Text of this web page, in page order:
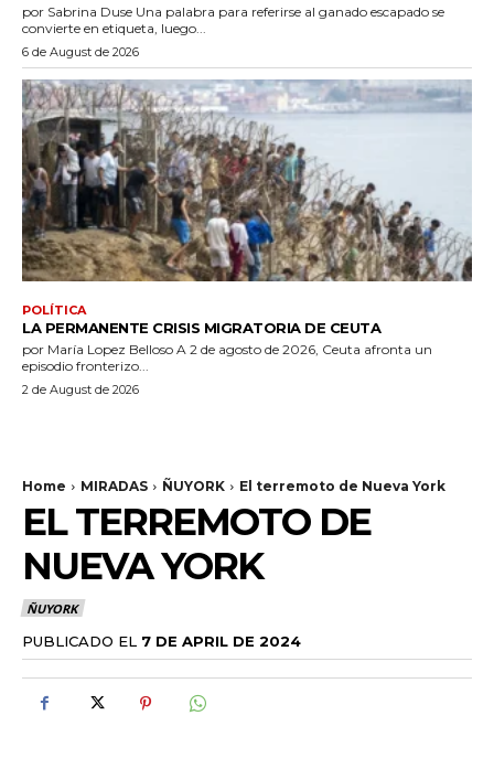
por Sabrina Duse Una palabra para referirse al ganado escapado se
convierte en etiqueta, luego...
6 de August de 2026
POLÍTICA
LA PERMANENTE CRISIS MIGRATORIA DE CEUTA
por María Lopez Belloso A 2 de agosto de 2026, Ceuta afronta un
episodio fronterizo...
2 de August de 2026